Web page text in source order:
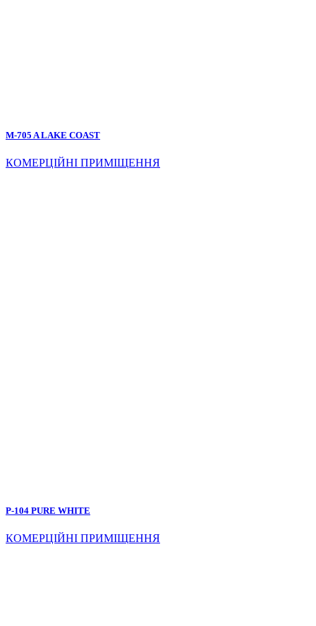
M-705 A LAKE COAST
КОМЕРЦІЙНІ ПРИМІЩЕННЯ
P-104 PURE WHITE
КОМЕРЦІЙНІ ПРИМІЩЕННЯ